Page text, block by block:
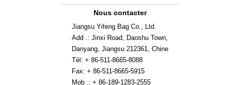
Eco-Friendly Recyclable sac non-tissé
Nous contacter
Jiangsu Yifeng Bag Co., Ltd.
Add .: Jinxi Road, Daoshu Town,
Danyang, Jiangsu 212361, Chine
Tél: + 86-511-8665-8088
Fax: + 86-511-8665-5915
Mob .: + 86-189-1283-2555